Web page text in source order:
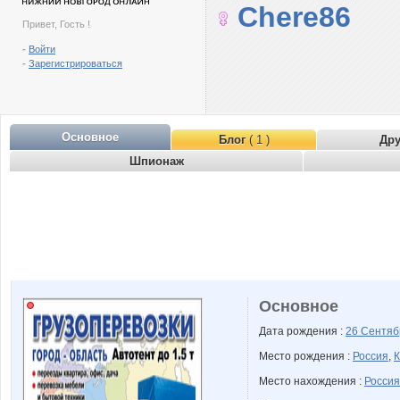
Привет, Гость !
- Войти
- Зарегистрироваться
Chere86
Основное Блог( 1 )
Шпионаж
Основное
Дата рождения : 26
Место рождения : Россия,
Место нахождения : Россия